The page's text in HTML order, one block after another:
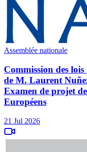
Assemblée nationale
Commission des
de M. Laurent
Examen de projet
Européens
21 Jul 2026